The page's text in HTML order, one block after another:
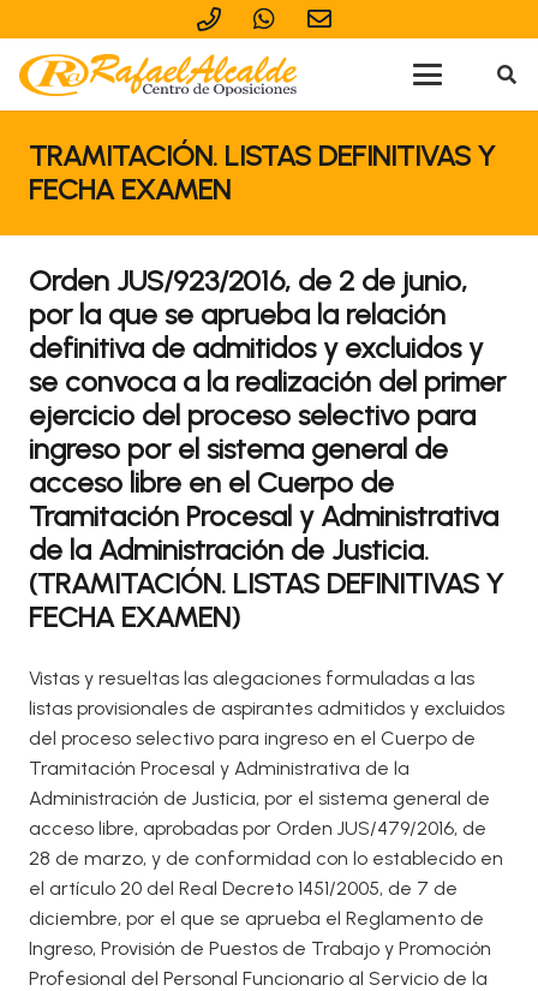
TRAMITACIÓN. LISTAS DEFINITIVAS Y
FECHA EXAMEN
Orden JUS/923/2016, de 2 de junio,
por la que se aprueba la relación
definitiva de admitidos y excluidos y
se convoca a la realización del primer
ejercicio del proceso selectivo para
ingreso por el sistema general de
acceso libre en el Cuerpo de
Tramitación Procesal y Administrativa
de la Administración de Justicia.
(TRAMITACIÓN. LISTAS DEFINITIVAS Y
FECHA EXAMEN)
Vistas y resueltas las alegaciones formuladas a las
listas provisionales de aspirantes admitidos y excluidos
del proceso selectivo para ingreso en el Cuerpo de
Tramitación Procesal y Administrativa de la
Administración de Justicia, por el sistema general de
acceso libre, aprobadas por Orden JUS/479/2016, de
28 de marzo, y de conformidad con lo establecido en
el artículo 20 del Real Decreto 1451/2005, de 7 de
diciembre, por el que se aprueba el Reglamento de
Ingreso, Provisión de Puestos de Trabajo y Promoción
Profesional del Personal Funcionario al Servicio de la